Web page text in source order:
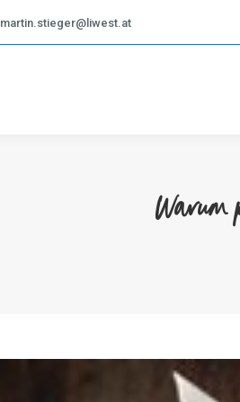
martin.stieger@liwest.at
Warum